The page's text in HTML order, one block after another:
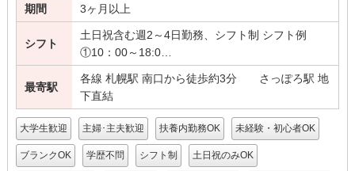
期間 3ヶ月以上
シフト
土日祝含む週2～4日勤務、シフト制 シフト例
①10：00～18:0…
最寄駅
各線 札幌駅 南口から徒歩約3分 さっぽろ駅 地
下直結
大学生歓迎 主婦･主夫歓迎 扶養内勤務OK 未経験・初心者OK
ブランクOK 学歴不問 シフト制 土日祝のみOK